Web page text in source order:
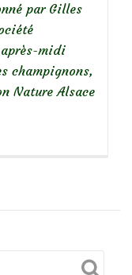
par Gilles
midi
champignons,
Nature Alsace